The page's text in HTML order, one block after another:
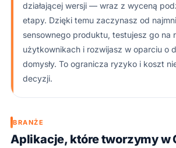
działającej wersji — wraz z wyceną
etapy. Dzięki temu zaczynasz od
sensownego produktu, testujesz go na
użytkownikach i rozwijasz w oparciu o
domysły. To ogranicza ryzyko i koszt
decyzji.
BRANŻE
Aplikacje, które tworzymy w